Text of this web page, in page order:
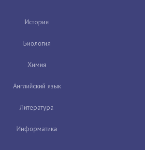
История
Биология
Химия
Английский язык
Литература
Информатика